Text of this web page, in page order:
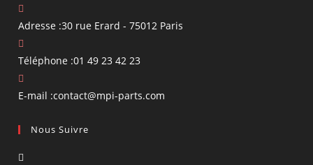
Adresse :30 rue Erard - 75012 Paris
Téléphone :01 49 23 42 23
E-mail :contact@mpi-parts.com
Nous Suivre